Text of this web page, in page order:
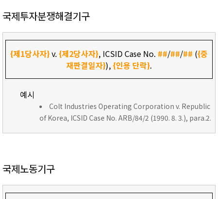
국제투자분쟁해결기구
{제1당사자}v. {제2당사자}, ICSID Case No. ##/##/## ({중
재판결일자}),{인용 단락}.
예시
Colt Industries Operating Corporation v. Republic
of Korea, ICSID Case No. ARB/84/2 (1990. 8. 3.), para.2.
국제노동기구